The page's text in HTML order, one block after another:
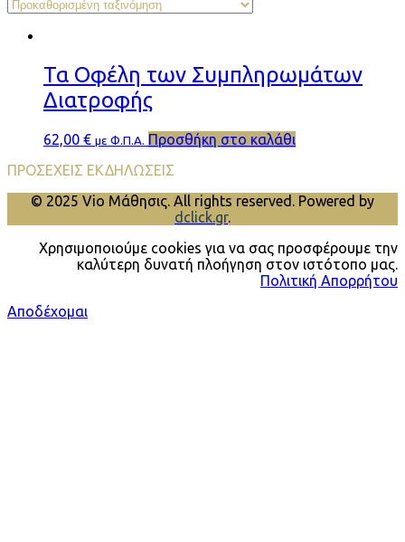
Τα Οφέλη των Συμπληρωμάτων
Διατροφής
62,00 € με Φ.Π.Α. Προσθήκη στο καλάθι
ΠΡΟΣΕΧΕΙΣ ΕΚΔΗΛΩΣΕΙΣ
© 2025 Vio Μάθησις. All rights reserved. Powered by
dclick.gr.
Χρησιμοποιούμε cookies για να σας προσφέρουμε την
καλύτερη δυνατή πλοήγηση στον ιστότοπο μας.
Πολιτική Απορρήτου
Αποδέχομαι